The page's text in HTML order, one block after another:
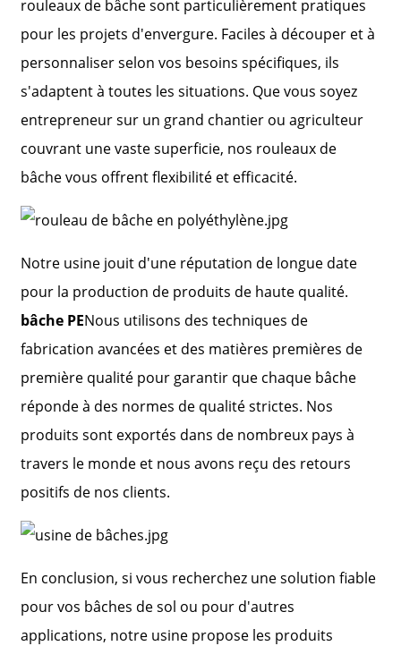
rouleaux de bâche sont particulièrement pratiques
pour les projets d'envergure. Faciles à découper et à
personnaliser selon vos besoins spécifiques, ils
s'adaptent à toutes les situations. Que vous soyez
entrepreneur sur un grand chantier ou agriculteur
couvrant une vaste superficie, nos rouleaux de
bâche vous offrent flexibilité et efficacité.
Notre usine jouit d'une réputation de longue date
pour la production de produits de haute qualité.
bâche PENous utilisons des techniques de
fabrication avancées et des matières premières de
première qualité pour garantir que chaque bâche
réponde à des normes de qualité strictes. Nos
produits sont exportés dans de nombreux pays à
travers le monde et nous avons reçu des retours
positifs de nos clients.
En conclusion, si vous recherchez une solution fiable
pour vos bâches de sol ou pour d'autres
applications, notre usine propose les produits